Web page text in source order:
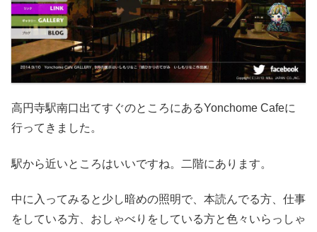
高円寺駅南口出てすぐのところにあるYonchome Cafeに
行ってきました。
駅から近いところはいいですね。二階にあります。
中に入ってみると少し暗めの照明で、本読んでる方、仕事
をしている方、おしゃべりをしている方と色々いらっしゃ